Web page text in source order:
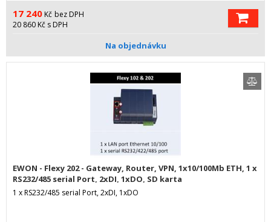
17 240 Kč bez DPH
20 860 Kč s DPH
Na objednávku
EWON - Flexy 202 - Gateway, Router, VPN, 1x10/100Mb ETH, 1 x
RS232/485 serial Port, 2xDI, 1xDO, SD karta
1 x RS232/485 serial Port, 2xDI, 1xDO